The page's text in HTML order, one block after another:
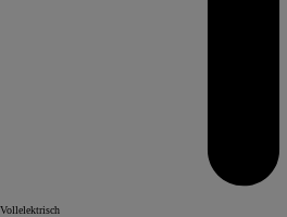
Vollelektrisch